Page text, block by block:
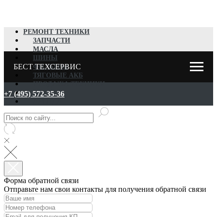
РЕМОНТ ТЕХНИКИ
ЗАПЧАСТИ
МАСЛА
ШИНЫ
ФИЛЬТРЫ
ТЯГОВЫЕ АКБ
ПРОДАЖА ТЕХНИКИ
ВЫКУП
БЕСТ ТЕХСЕРВИС
+7 (495) 572-35-36
Форма обратной связи
Отправьте нам свои контакты для получения обратной связи